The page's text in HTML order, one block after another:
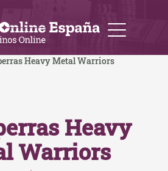
Heavy Metal Warriors
Heavy
Warriors